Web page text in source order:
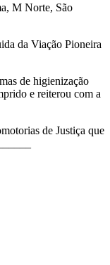
M Norte, São
da Viação Pioneira
de higienização
e reiterou com a
de Justiça que